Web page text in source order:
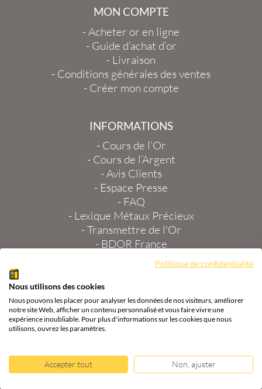
MON COMPTE
-Acheter or en ligne
- Guide d’achat d’or
- Livraison
- Conditions générales des ventes
- Créer mon compte
INFORMATIONS
- Cours de l’Or
- Cours de l’Argent
-Avis Clients
- Espace Presse
- FAQ
- Lexique Métaux Précieux
-Transmettre de l'Or
- BDOR France
Guide Or
-Conditions générales d'utilisation
-Politique Cookie UE
-Politique de Confidentialité
-Mentions légales
Politique de confidentialité
Nous utilisons des cookies
Nous pouvons les placer pour analyser les données de nos visiteurs, améliorer
notre site Web, afficher un contenu personnalisé et vous faire vivre une
expérience inoubliable. Pour plus d'informations sur les cookies que nous
utilisons, ouvrez les paramètres.
Accepter tout Non, ajuster